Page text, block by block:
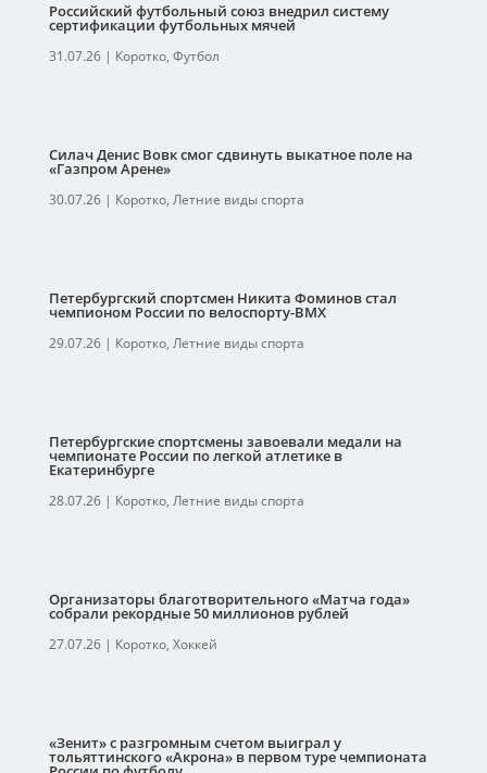
Российский футбольный союз внедрил систему
сертификации футбольных мячей
31.07.26| Коротко, Футбол
Силач Денис Вовк смог сдвинуть выкатное поле на
«Газпром Арене»
30.07.26| Коротко, Летние виды спорта
Петербургский спортсмен Никита Фоминов стал
чемпионом России по велоспорту-ВМХ
29.07.26| Коротко, Летние виды спорта
Петербургские спортсмены завоевали медали на
чемпионате России по легкой атлетике в
Екатеринбурге
28.07.26| Коротко, Летние виды спорта
Организаторы благотворительного «Матча года»
собрали рекордные 50 миллионов рублей
27.07.26| Коротко, Хоккей
«Зенит» с разгромным счетом выиграл у
тольяттинского «Акрона» в первом туре чемпионата